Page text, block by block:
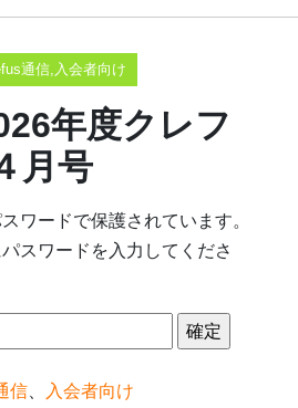
通信, 入会者向け
年度クレフ
月号
ワードで保護されています。
スワードを入力してくださ
信、 入会者向け